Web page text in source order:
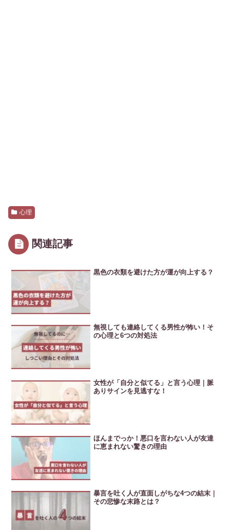
心理
関連記事
黒色の衣類を避けた方が運が向上する？
無視しても連絡してくる男性が怖い！そ
の心理と6つの対処法
女性が「自分と似てる」と言う心理｜脈
ありサインを見逃すな！
ほんまでっか！悪口を言わない人が友達
に恵まれない驚きの理由
暴言を吐く人が直面しがちな4つの結末｜
その悲惨な末路とは？